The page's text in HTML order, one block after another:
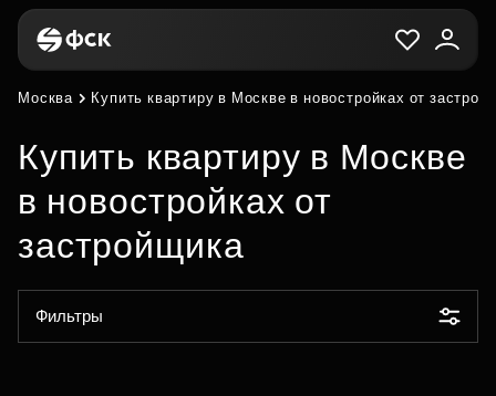
Москва Купить квартиру в Москве в новостройках от
Купить квартиру в Москве
в новостройках от
застройщика
Фильтры